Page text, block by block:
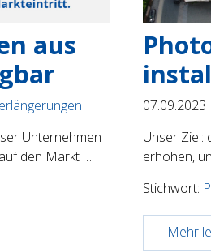
aus
Unternehmen
den Markt …
07.09.2023
Unser Ziel:
erhöhen,
Stichwort:
Mehr